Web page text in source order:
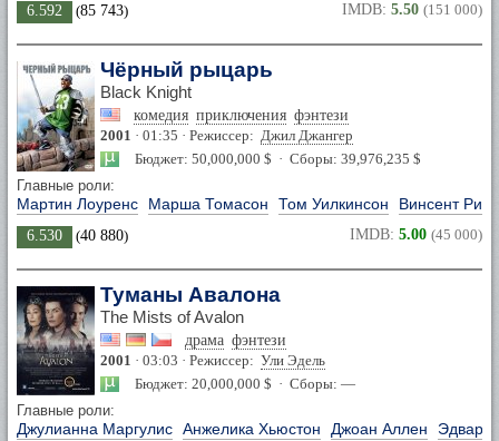
6.592 (85 743) IMDB: 5.50 (151 000)
Чёрный рыцарь
Black Knight
комедия приключения фэнтези
2001 · 01:35 · Режиссер: Джил Джангер
Бюджет: 50,000,000 $ · Сборы: 39,976,235 $
Главные роли:
Мартин Лоуренс Марша Томасон Том Уилкинсон Винсент
6.530 (40 880) IMDB: 5.00 (45 000)
Туманы Авалона
The Mists of Avalon
драма фэнтези
2001 · 03:03 · Режиссер: Ули Эдель
Бюджет: 20,000,000 $ · Сборы: —
Главные роли:
Джулианна Маргулис Анжелика Хьюстон Джоан Аллен Эдвард